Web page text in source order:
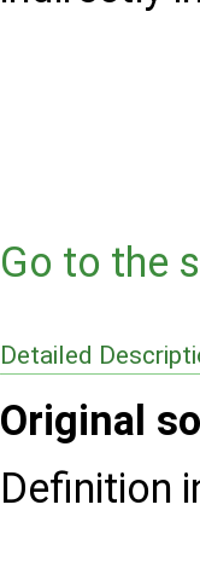
Go to the
Detailed
Original
Definition